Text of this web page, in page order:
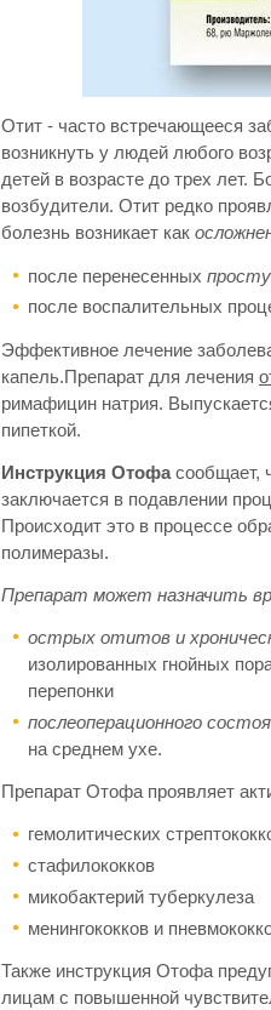
Отит - часто встречающееся
возникнуть у людей любого
детей в возрасте до трех лет.
возбудители. Отит редко
болезнь возникает как
после перенесенных
после воспалительных
Эффективное лечение
капель.Препарат для лечения
римафицин натрия.
пипеткой.
Инструкция Отофасообщает,
заключается в подавлении
Происходит это в процессе
полимеразы.
Препарат может назначить
острых отитов и
изолированных гнойных
перепонки
послеоперационного
на среднем ухе.
Препарат Отофа проявляет
гемолитических
стафилококков
микобактерий туберкулеза
менингококков и
Также инструкция Отофа
лицам с повышенной